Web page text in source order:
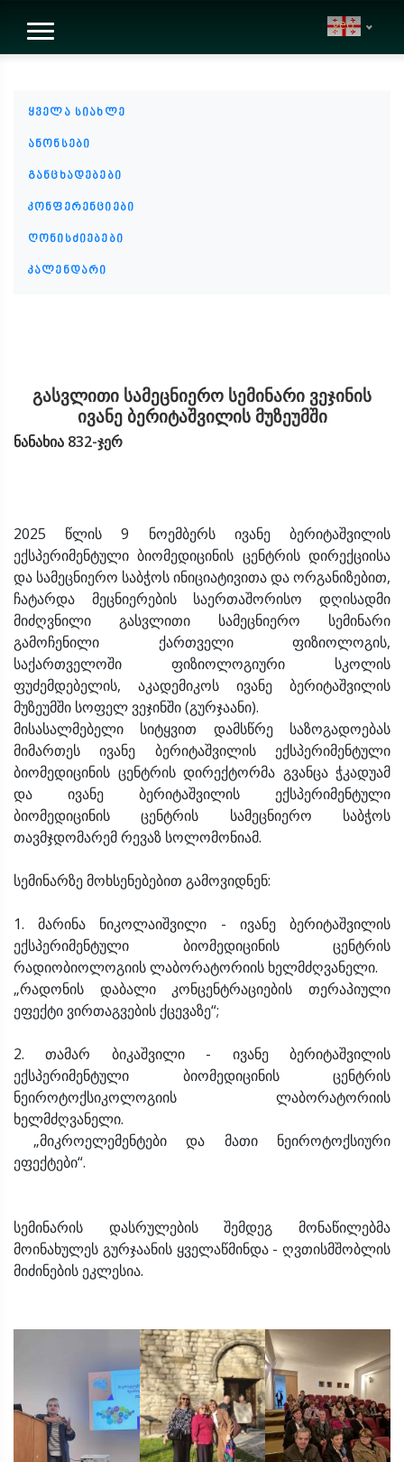
geo
ყველა სიახლე
ანონსები
განცხადებები
კონფერენციები
ღონისძიებები
კალენდარი
გასვლითი სამეცნიერო სემინარი ვეჯინის
ივანე ბერიტაშვილის მუზეუმში
ნანახია 832-ჯერ
2025 წლის 9 ნოემბერს ივანე ბერიტაშვილის
ექსპერიმენტული ბიომედიცინის ცენტრის დირექციისა
და სამეცნიერო საბჭოს ინიციატივითა და ორგანიზებით,
ჩატარდა მეცნიერების საერთაშორისო დღისადმი
მიძღვნილი გასვლითი სამეცნიერო სემინარი
გამოჩენილი ქართველი ფიზიოლოგის,
საქართველოში ფიზიოლოგიური სკოლის
ფუძემდებელის, აკადემიკოს ივანე ბერიტაშვილის
მუზეუმში სოფელ ვეჯინში (გურჯაანი).
მისასალმებელი სიტყვით დამსწრე საზოგადოებას
მიმართეს ივანე ბერიტაშვილის ექსპერიმენტული
ბიომედიცინის ცენტრის დირექტორმა გვანცა ჭკადუამ
და ივანე ბერიტაშვილის ექსპერიმენტული
ბიომედიცინის ცენტრის სამეცნიერო საბჭოს
თავმჯდომარემ რევაზ სოლომონიამ.
სემინარზე მოხსენებებით გამოვიდნენ:
1. მარინა ნიკოლაიშვილი - ივანე ბერიტაშვილის
ექსპერიმენტული ბიომედიცინის ცენტრის
რადიობიოლოგიის ლაბორატორიის ხელმძღვანელი.
„რადონის დაბალი კონცენტრაციების თერაპიული
ეფექტი ვირთაგვების ქცევაზე“;
2. თამარ ბიკაშვილი - ივანე ბერიტაშვილის
ექსპერიმენტული ბიომედიცინის ცენტრის
ნეიროტოქსიკოლოგიის ლაბორატორიის
ხელმძღვანელი.
„მიკროელემენტები და მათი ნეიროტოქსიური
ეფექტები“.
სემინარის დასრულების შემდეგ მონაწილებმა
მოინახულეს გურჯაანის ყველაწმინდა - ღვთისმშობლის
მიძინების ეკლესია.